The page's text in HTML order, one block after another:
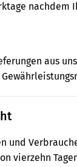
nachdem
aus
und
vierzehn